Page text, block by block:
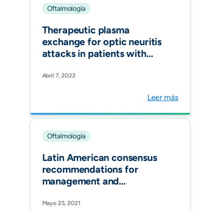
Oftalmología
Therapeutic plasma
exchange for optic neuritis
attacks in patients with
spectrum disorders. Ther
Abril 7, 2022
Leer más
Oftalmología
Latin American consensus
recommendations for
management and
optica spectrum disorders
Mayo 25, 2021